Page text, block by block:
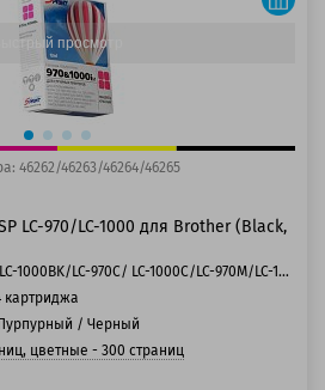
Быстрый просмотр
46262/46263/46264/46265
LC-970/LC-1000 для Brother (Black,
Brother LC-970BK/ LC-1000BK/LC-970C/ LC-1000C/LC-970M/LC-1000M/LC-970Y/LC-1000Y
картриджа
/ Черный
цветные - 300 страниц